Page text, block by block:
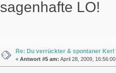
sagenhafte LO!
Re: Du verrückter & spontaner Kerl
« Antwort #5 am: April 28, 2009,